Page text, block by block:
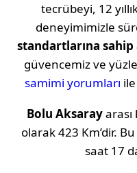
tecrübeyi, 12
deneyimimizle
standartlarına sahip
güvencemiz ve
samimi yorumları
Bolu Aksarayarası
olarak423 Km’dir.
saat 17